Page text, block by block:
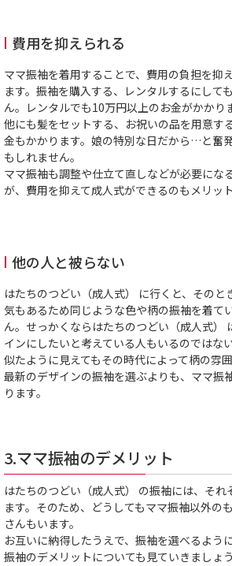
費用を抑えられる
ママ振袖を着用することで、費用の負担を抑
ます。振袖を購入する、レンタルするにして
ん。レンタルでも10万円以上のお金がかかり
他にも髪をセットする、お祝いの品を用意す
金もかかります。娘の特別な日だから…と奮
もしれません。
ママ振袖も調整や仕立て直しなどが必要にな
が、費用を抑えて成人式ができるのもメリット
他の人と被らない
はたちのつどい（成人式） に行くと、そのと
気もあるため同じような色や柄の振袖を着て
ん。せっかくならはたちのつどい（成人式）
インにしたいと考えている人もいるのではな
似たように見えてもその時代によって柄の雰
最新のデザインの振袖を選ぶよりも、ママ振
ります。
3.ママ振袖のデメリット
はたちのつどい（成人式） の振袖には、そ
ます。そのため、どうしてもママ振袖以外の
さんもいます。
お互いに納得したうえで、振袖を選べるよう
振袖のデメリットについても見ていきましょう